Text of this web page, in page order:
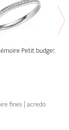
Petit budget
fines | acredo